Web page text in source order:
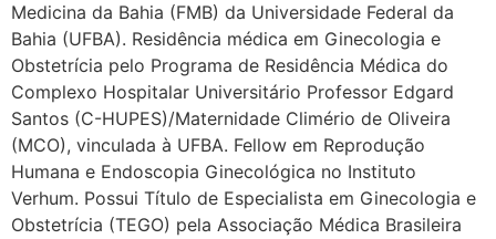
Medicina da Bahia (FMB) da Universidade Federal da
Bahia (UFBA). Residência médica em Ginecologia e
Obstetrícia pelo Programa de Residência Médica do
Complexo Hospitalar Universitário Professor Edgard
Santos (C-HUPES)/Maternidade Climério de Oliveira
(MCO), vinculada à UFBA. Fellow em Reprodução
Humana e Endoscopia Ginecológica no Instituto
Verhum. Possui Título de Especialista em Ginecologia e
Obstetrícia (TEGO) pela Associação Médica Brasileira